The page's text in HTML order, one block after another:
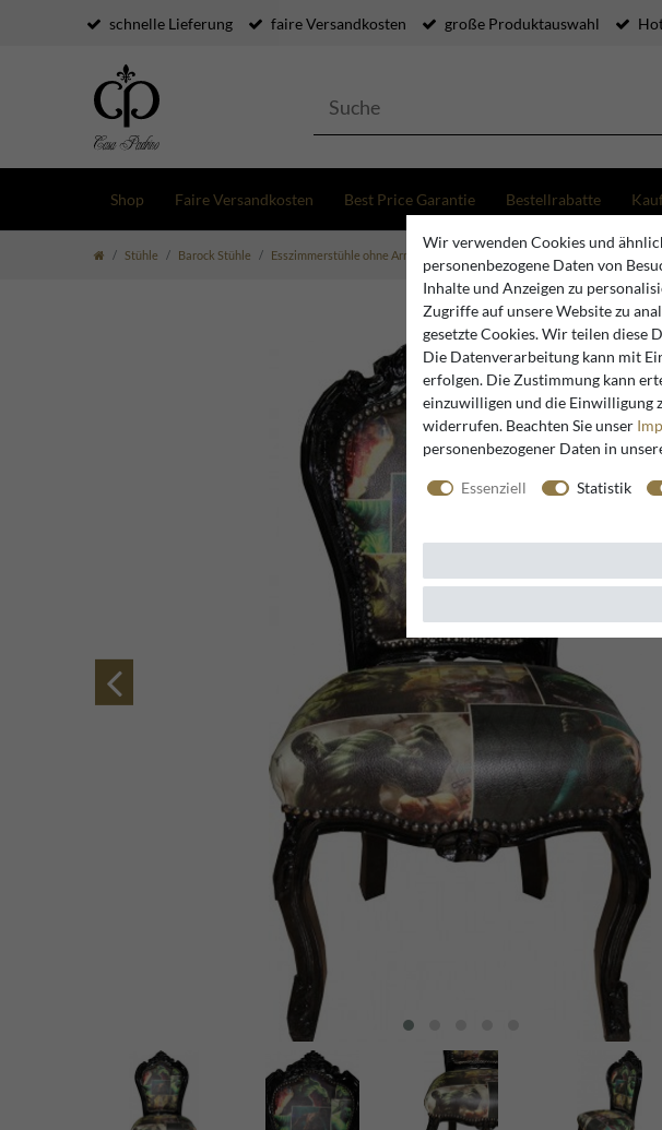
schnelle Lieferung faire Versandkosten große Produktauswahl
Shop Faire Versandkosten Best Price Garantie Bestellrabatte
Stühle Barock Stühle Esszimmerstühle ohne Armlehne
Wir verwenden Cookies und
personenbezogene Daten von
Inhalte und Anzeigen zu
Zugriffe auf unsere Website zu
gesetzte Cookies. Wir teilen diese
Die Datenverarbeitung kann mit
erfolgen. Die Zustimmung kann
einzuwilligen und die Einwilligung
widerrufen. Beachten Sie unser
personenbezogener Daten in
Essenziell Statistik